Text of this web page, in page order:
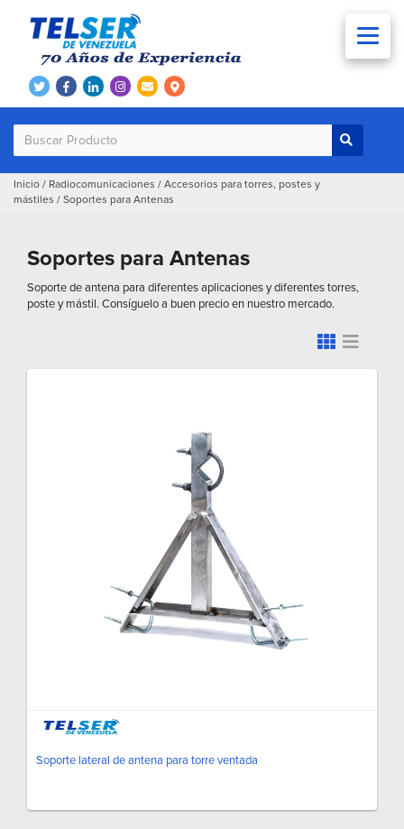
Inicio / Radiocomunicaciones / Accesorios para torres, postes y
mástiles / Soportes para Antenas
Soportes para Antenas
Soporte de antena para diferentes aplicaciones y diferentes torres,
poste y mástil. Consíguelo a buen precio en nuestro mercado.
Soporte lateral de antena para torre ventada